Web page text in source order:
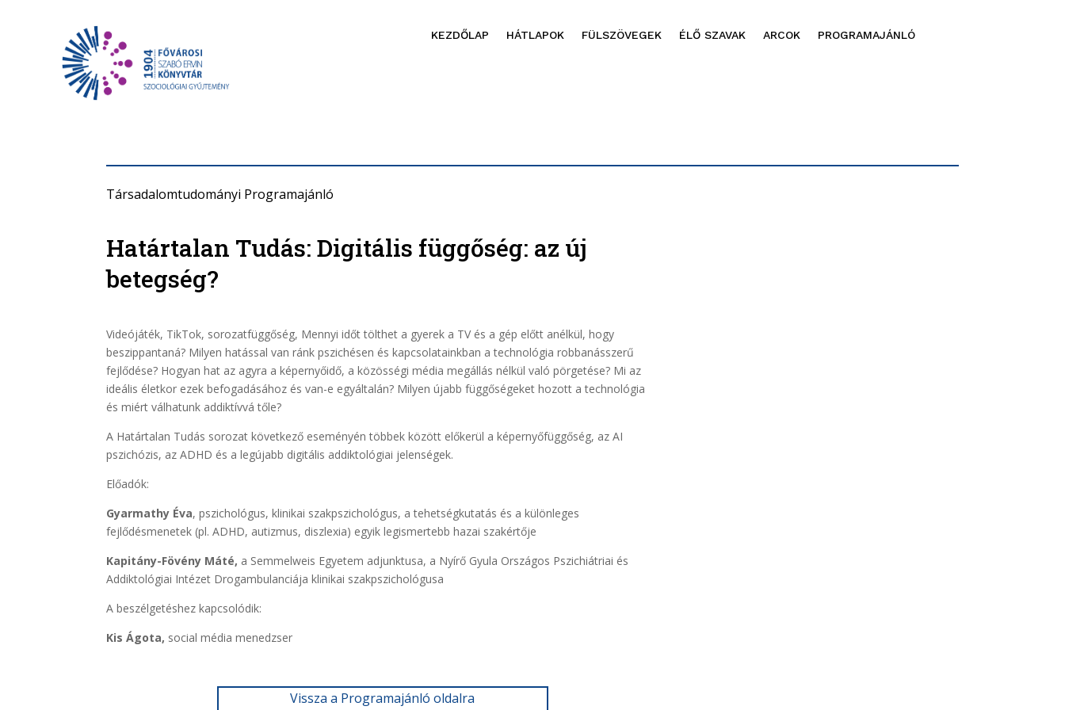
KEZDŐLAP HÁTLAPOK FÜLSZÖVEGEK ÉLŐ SZAVAK ARCOK PROGRAMAJÁNLÓ
Társadalomtudományi Programajánló
Határtalan Tudás: Digitális függőség: az új
betegség?
Videójáték, TikTok, sorozatfüggőség, Mennyi időt tölthet a gyerek a TV és a gép előtt anélkül, hogy
beszippantaná? Milyen hatással van ránk pszichésen és kapcsolatainkban a technológia robbanásszerű
fejlődése? Hogyan hat az agyra a képernyőidő, a közösségi média megállás nélkül való pörgetése? Mi az
ideális életkor ezek befogadásához és van-e egyáltalán? Milyen újabb függőségeket hozott a technológia
és miért válhatunk addiktívvá tőle?
A Határtalan Tudás sorozat következő eseményén többek között előkerül aképernyőfüggőség, az AI
pszichózis, az ADHD és a legújabb digitális addiktológiai jelenségek.
Előadók:
Gyarmathy Éva, pszichológus, klinikai szakpszichológus, a tehetségkutatás és a különleges
fejlődésmenetek (pl. ADHD, autizmus, diszlexia) egyik legismertebb hazai szakértője
Kapitány-Fövény Máté, a Semmelweis Egyetem adjunktusa, a Nyírő Gyula Országos Pszichiátriai és
Addiktológiai Intézet Drogambulanciája klinikai szakpszichológusa
A beszélgetéshez kapcsolódik:
Kis Ágota, social média menedzser
Vissza a Programajánló oldalra